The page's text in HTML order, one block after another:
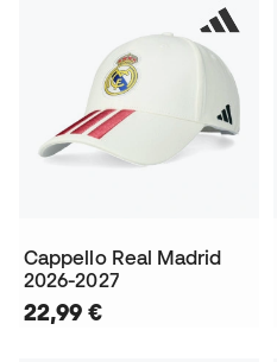
Cappello Real Madrid
2026-2027
22,99 €